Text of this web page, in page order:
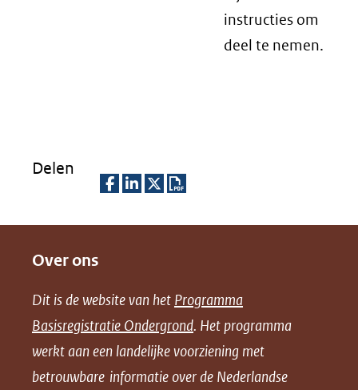
instructies om
deel te nemen.
Delen
n
o
p
F
n
o
p
L
n
o
p
X
l
o
a
d
Over ons
Dit is de website van het Programma
Basisregistratie Ondergrond. Het programma
werkt aan een landelijke voorziening met
betrouwbare informatie over de Nederlandse